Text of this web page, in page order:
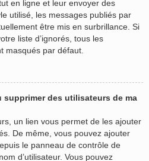
en ligne et leur envoyer des
utilisé, les messages publiés par
être mis en surbrillance. Si
liste d’ignorés, tous les
masqués par défaut.
supprimer des utilisateurs de ma
un lien vous permet de les ajouter
De même, vous pouvez ajouter
le panneau de contrôle de
d’utilisateur. Vous pouvez